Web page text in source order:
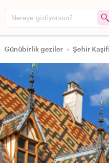
Nereye gidiyorsun?
Günübirlik geziler › Şehir